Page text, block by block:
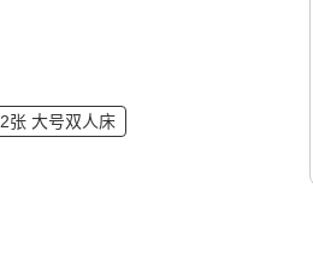
2张 大号双人床